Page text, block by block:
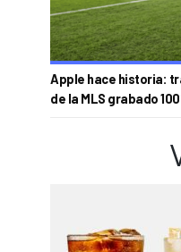
Apple hace historia:
de la MLS grabado